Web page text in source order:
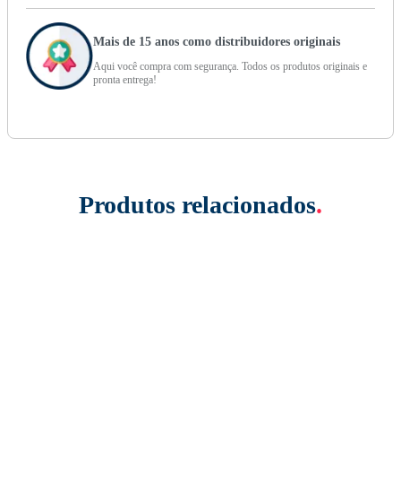
Mais de 15 anos como distribuidores originais
Aqui você compra com segurança. Todos os produtos originais e
pronta entrega!
Produtos relacionados.